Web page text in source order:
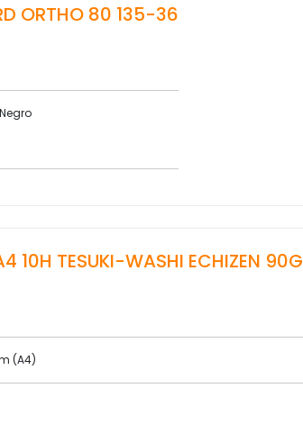
ORTHO 80 135-36
10H TESUKI-WASHI ECHIZEN 90G
(A4)